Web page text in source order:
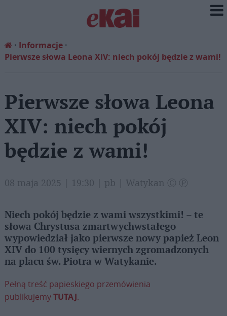
Informacje
Pierwsze słowa Leona XIV: niech pokój będzie z wami!
Pierwsze słowa Leona
XIV: niech pokój
będzie z wami!
08 maja 2025 | 19:30 | pb | Watykan Ⓒ Ⓟ
Niech pokój będzie z wami wszystkimi! – te
słowa Chrystusa zmartwychwstałego
wypowiedział jako pierwsze nowy papież Leon
XIV do 100 tysięcy wiernych zgromadzonych
na placu św. Piotra w Watykanie.
Pełną treść papieskiego przemówienia
publikujemyTUTAJ.